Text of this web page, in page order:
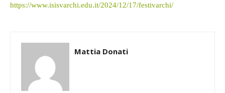
https://www.isisvarchi.edu.it/2024/12/17/festivarchi/
Mattia Donati